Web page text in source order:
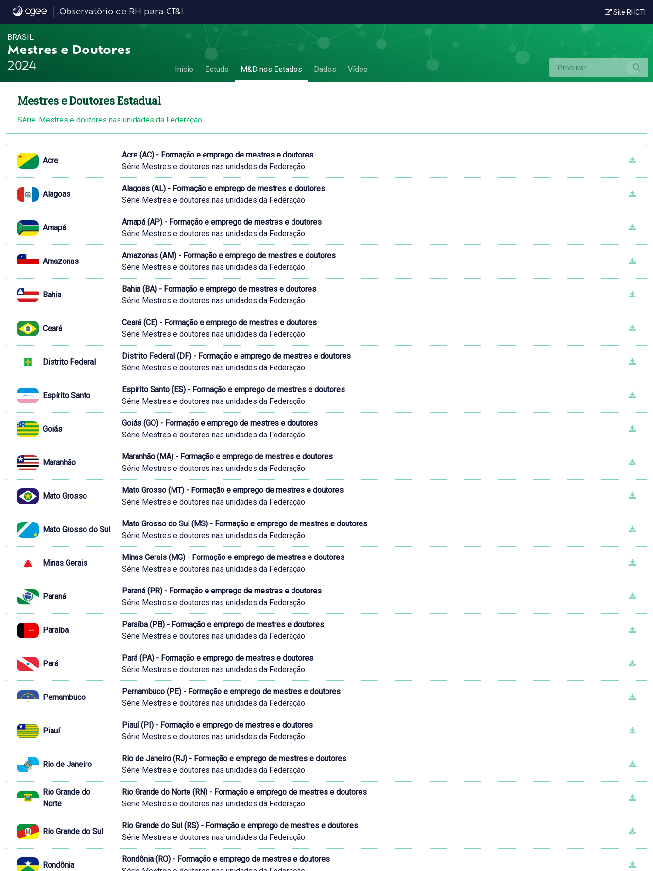
M&D nos EstadosObservatório de RH para CT&I Site RHCTI
BRASIL:
Mestres e Doutores
2024
Início Estudo M&D nos Estados Dados Vídeo
Mestres e Doutores Estadual
Série: Mestres e doutores nas unidades da Federação
Acre
Acre (AC) - Formação e emprego de mestres e doutores
Série Mestres e doutores nas unidades da Federação
Alagoas
Alagoas (AL) - Formação e emprego de mestres e doutores
Série Mestres e doutores nas unidades da Federação
Amapá
Amapá (AP) - Formação e emprego de mestres e doutores
Série Mestres e doutores nas unidades da Federação
Amazonas
Amazonas (AM) - Formação e emprego de mestres e doutores
Série Mestres e doutores nas unidades da Federação
Bahia
Bahia (BA) - Formação e emprego de mestres e doutores
Série Mestres e doutores nas unidades da Federação
Ceará
Ceará (CE) - Formação e emprego de mestres e doutores
Série Mestres e doutores nas unidades da Federação
Distrito Federal
Distrito Federal (DF) - Formação e emprego de mestres e doutores
Série Mestres e doutores nas unidades da Federação
Espírito Santo
Espírito Santo (ES) - Formação e emprego de mestres e doutores
Série Mestres e doutores nas unidades da Federação
Goiás
Goiás (GO) - Formação e emprego de mestres e doutores
Série Mestres e doutores nas unidades da Federação
Maranhão
Maranhão (MA) - Formação e emprego de mestres e doutores
Série Mestres e doutores nas unidades da Federação
Mato Grosso
Mato Grosso (MT) - Formação e emprego de mestres e doutores
Série Mestres e doutores nas unidades da Federação
Mato Grosso do Sul
Mato Grosso do Sul (MS) - Formação e emprego de mestres e doutores
Série Mestres e doutores nas unidades da Federação
Minas Gerais
Minas Gerais (MG) - Formação e emprego de mestres e doutores
Série Mestres e doutores nas unidades da Federação
Paraná
Paraná (PR) - Formação e emprego de mestres e doutores
Série Mestres e doutores nas unidades da Federação
Paraíba
Paraíba (PB) - Formação e emprego de mestres e doutores
Série Mestres e doutores nas unidades da Federação
Pará
Pará (PA) - Formação e emprego de mestres e doutores
Série Mestres e doutores nas unidades da Federação
Pernambuco
Pernambuco (PE) - Formação e emprego de mestres e doutores
Série Mestres e doutores nas unidades da Federação
Piauí
Piauí (PI) - Formação e emprego de mestres e doutores
Série Mestres e doutores nas unidades da Federação
Rio de Janeiro
Rio de Janeiro (RJ) - Formação e emprego de mestres e doutores
Série Mestres e doutores nas unidades da Federação
Rio Grande do
Norte
Rio Grande do Norte (RN) - Formação e emprego de mestres e doutores
Série Mestres e doutores nas unidades da Federação
Rio Grande do Sul
Rio Grande do Sul (RS) - Formação e emprego de mestres e doutores
Série Mestres e doutores nas unidades da Federação
Rondônia
Rondônia (RO) - Formação e emprego de mestres e doutores